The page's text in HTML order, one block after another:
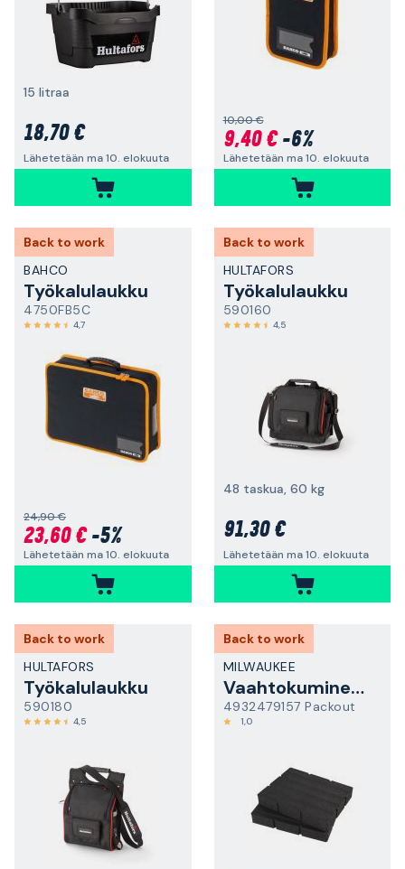
15 litraa
18,70 €
Lähetetään ma 10. elokuuta
10,00 €
9,40 €-6%
Lähetetään ma 10. elokuuta
Back to work
BAHCO
Työkalulaukku
4750FB5C
4,7
24,90 €
23,60 €-5%
Lähetetään ma 10. elokuuta
Back to work
HULTAFORS
Työkalulaukku
590160
4,5
48 taskua, 60 kg
91,30 €
Lähetetään ma 10. elokuuta
Back to work
HULTAFORS
Työkalulaukku
590180
4,5
Back to work
MILWAUKEE
Vaahtokuminen sisäosa
4932479157 Packout
1,0